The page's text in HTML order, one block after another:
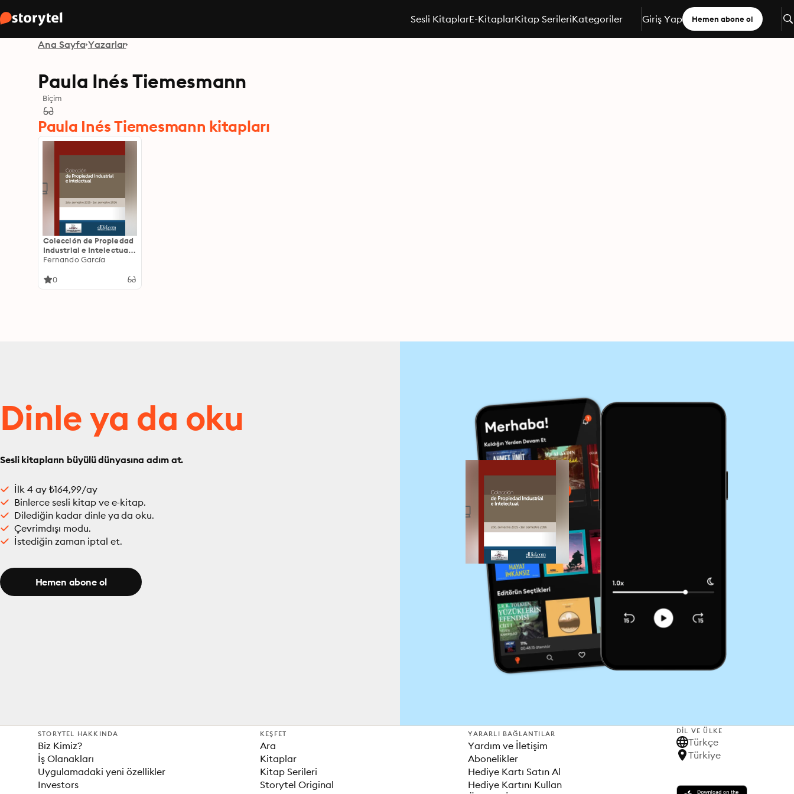
Sesli KitaplarE-KitaplarKitap SerileriKategoriler Giriş Yap Hemen abone ol
Ana Sayfa Yazarlar
Paula Inés Tiemesmann
Biçim
Paula Inés Tiemesmann kitapları
Colección de Propiedad
Industrial e Intelectual
(Vol. 2): 2do. semestre
Fernando García
0
Dinle ya da oku
Sesli kitapların büyülü dünyasına adım at.
İlk 4 ay ₺164,99/ay
Binlerce sesli kitap ve e-kitap.
Dilediğin kadar dinle ya da oku.
Çevrimdışı modu.
İstediğin zaman iptal et.
Hemen abone ol
STORYTEL HAKKINDA
Biz Kimiz?
İş Olanakları
Uygulamadaki yeni özellikler
Investors
KEŞFET
Ara
Kitaplar
Kitap Serileri
Storytel Original
YARARLI BAĞLANTILAR
Yardım ve İletişim
Abonelikler
Hediye Kartı Satın Al
Hediye Kartını Kullan
DIL VE ÜLKE
Türkçe
Türkiye